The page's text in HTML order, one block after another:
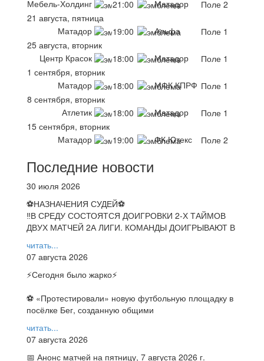
Мебель-Холдинг 21:00 Матадор
Поле 2
21 августа, пятница
Матадор
19:00 Альфа
Поле 1
25 августа, вторник
Центр Красок
18:00 Матадор
Поле 1
1 сентября, вторник
Матадор
18:00 МФК КПРФ Поле 1
8 сентября, вторник
Атлетик
18:00 Матадор
Поле 1
15 сентября, вторник
Матадор
19:00 ФК Ютекс Поле 2
Последние новости
30 июля 2026
⚽НАЗНАЧЕНИЯ СУДЕЙ⚽
‼В СРЕДУ СОСТОЯТСЯ ДОИГРОВКИ 2-Х ТАЙМОВ
ДВУХ МАТЧЕЙ 2А ЛИГИ. КОМАНДЫ ДОИГРЫВАЮТ В
читать...
07 августа 2026
⚡️Сегодня было жарко⚡️
⚽ ️«Протестировали» новую футбольную площадку в
посёлке Бег, созданную общими
читать...
07 августа 2026
📅 Анонс матчей на пятницу, 7 августа 2026 г.